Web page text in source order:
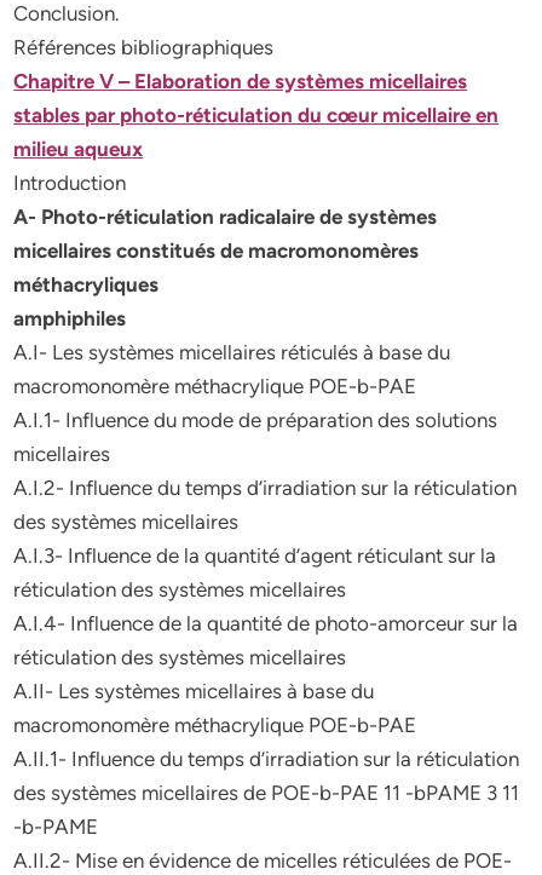
Conclusion.
Références bibliographiques
Chapitre V – Elaboration de systèmes micellaires
stables par photo-réticulation du cœur micellaire en
milieu aqueux
Introduction
A- Photo-réticulation radicalaire de systèmes
micellaires constitués de macromonomères
méthacryliques
amphiphiles
A.I- Les systèmes micellaires réticulés à base du
macromonomère méthacrylique POE-b-PAE
A.I.1- Influence du mode de préparation des solutions
micellaires
A.I.2- Influence du temps d’irradiation sur la réticulation
des systèmes micellaires
A.I.3- Influence de la quantité d’agent réticulant sur la
réticulation des systèmes micellaires
A.I.4- Influence de la quantité de photo-amorceur sur la
réticulation des systèmes micellaires
A.II- Les systèmes micellaires à base du
macromonomère méthacrylique POE-b-PAE
A.II.1- Influence du temps d’irradiation sur la réticulation
des systèmes micellaires de POE-b-PAE 11 -bPAME 3 11
-b-PAME
A.II.2- Mise en évidence de micelles réticulées de POE-